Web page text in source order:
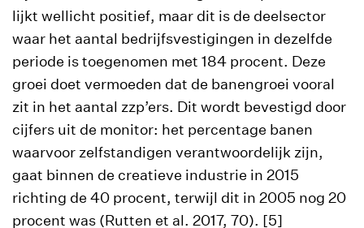
lijkt wellicht positief, maar dit is de deelsector
waar het aantal bedrijfsvestigingen in dezelfde
periode is toegenomen met 184 procent. Deze
groei doet vermoeden dat de banengroei vooral
zit in het aantal zzp’ers. Dit wordt bevestigd door
cijfers uit de monitor: het percentage banen
waarvoor zelfstandigen verantwoordelijk zijn,
gaat binnen de creatieve industrie in 2015
richting de 40 procent, terwijl dit in 2005 nog 20
procent was (Rutten et al. 2017, 70). [5]